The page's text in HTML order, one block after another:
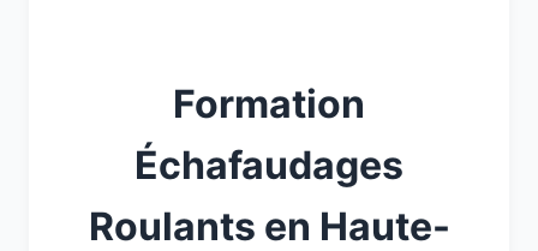
Formation
Échafaudages
Roulants en Haute-